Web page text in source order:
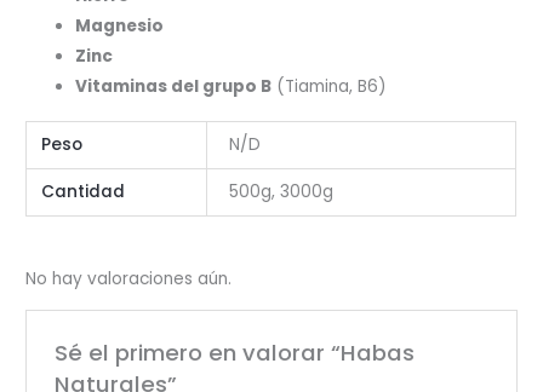
Magnesio
Zinc
Vitaminas del grupo B (Tiamina, B6)
Peso N/D
Cantidad 500g, 3000g
No hay valoraciones aún.
Sé el primero en valorar “Habas
Naturales”